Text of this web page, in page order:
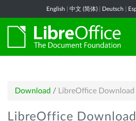
English 中文 (简体) Deutsch
Download / LibreOffice Download
LibreOffice Download